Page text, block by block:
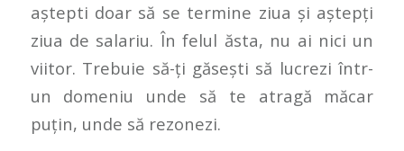
aștepti doar să se termine ziua și aștepți
ziua de salariu. În felul ăsta, nu ai nici un
viitor. Trebuie să-ți găsești să lucrezi într-
un domeniu unde să te atragă măcar
puțin, unde să rezonezi.